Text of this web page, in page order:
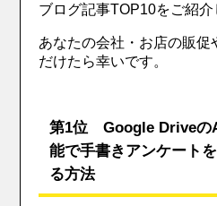
ブログ記事TOP10をご紹介
あなたの会社・お店の販促
だけたら幸いです。
第1位 Google Driveの
能で手書きアンケート
る方法